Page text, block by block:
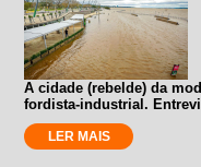
A cidade (rebelde) da
fordista-industrial.
LER MAIS